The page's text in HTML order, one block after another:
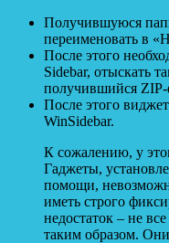
Получившуюся
переименовать в
После этого
Sidebar, отыскать
получившийся ZIP-
После этого
WinSidebar.
К сожалению, у
Гаджеты,
помощи,
иметь строго
недостаток – не
таким образом. Они